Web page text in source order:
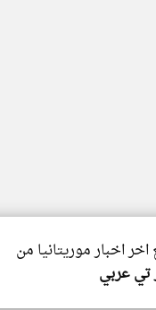
اخر اخبار موريتانيا من
تي عربي